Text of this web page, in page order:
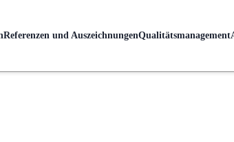
Referenzen und AuszeichnungenQualitätsmanagement